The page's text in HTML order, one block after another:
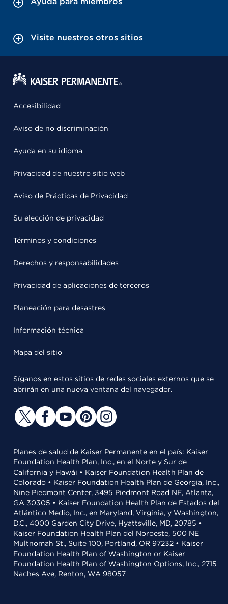
Visite nuestros otros sitios
Accesibilidad
Aviso de no discriminación
Ayuda en su idioma
Privacidad de nuestro sitio web
Aviso de Prácticas de Privacidad
Su elección de privacidad
Términos y condiciones
Derechos y responsabilidades
Privacidad de aplicaciones de terceros
Planeación para desastres
Información técnica
Mapa del sitio
Síganos en estos sitios de redes sociales externos que se
abrirán en una nueva ventana del navegador.
Planes de salud de Kaiser Permanente en el país: Kaiser
Foundation Health Plan, Inc., en el Norte y Sur de
California y Hawái • Kaiser Foundation Health Plan de
Colorado • Kaiser Foundation Health Plan de Georgia, Inc.,
Nine Piedmont Center, 3495 Piedmont Road NE, Atlanta,
GA 30305 • Kaiser Foundation Health Plan de Estados del
Atlántico Medio, Inc., en Maryland, Virginia, y Washington,
D.C., 4000 Garden City Drive, Hyattsville, MD, 20785 •
Kaiser Foundation Health Plan del Noroeste, 500 NE
Multnomah St., Suite 100, Portland, OR 97232 • Kaiser
Foundation Health Plan of Washington or Kaiser
Foundation Health Plan of Washington Options, Inc., 2715
Naches Ave, Renton, WA 98057